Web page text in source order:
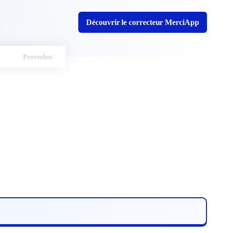
Découvrir le correcteur MerciApp
Proverbes